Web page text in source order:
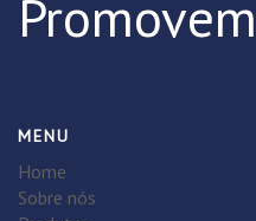
MENU
Home
Sobre nós